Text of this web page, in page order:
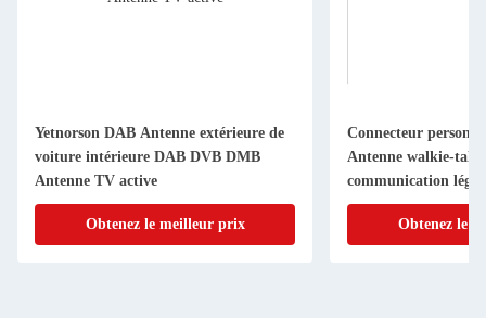
Yetnorson DAB Antenne extérieure de
voiture intérieure DAB DVB DMB
Antenne TV active
Obtenez le meilleur prix
Connecteur
Antenne walkie-
communication
Obtenez le